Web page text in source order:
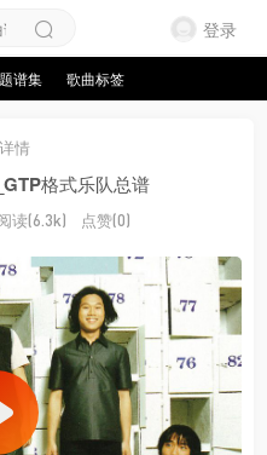
登录
谱集 歌曲标签
情
格式乐队总谱
读(6.3k) 点赞(0)